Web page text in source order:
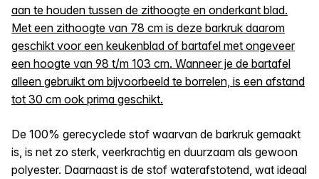
aan te houden tussen de zithoogte en onderkant blad.
Met een zithoogte van 78 cm is deze barkruk daarom
geschikt voor een keukenblad of bartafel met ongeveer
een hoogte van 98 t/m 103 cm. Wanneer je de bartafel
alleen gebruikt om bijvoorbeeld te borrelen, is een afstand
tot 30 cm ook prima geschikt.
De 100% gerecyclede stof waarvan de barkruk gemaakt
is, is net zo sterk, veerkrachtig en duurzaam als gewoon
polyester. Daarnaast is de stof waterafstotend, wat ideaal